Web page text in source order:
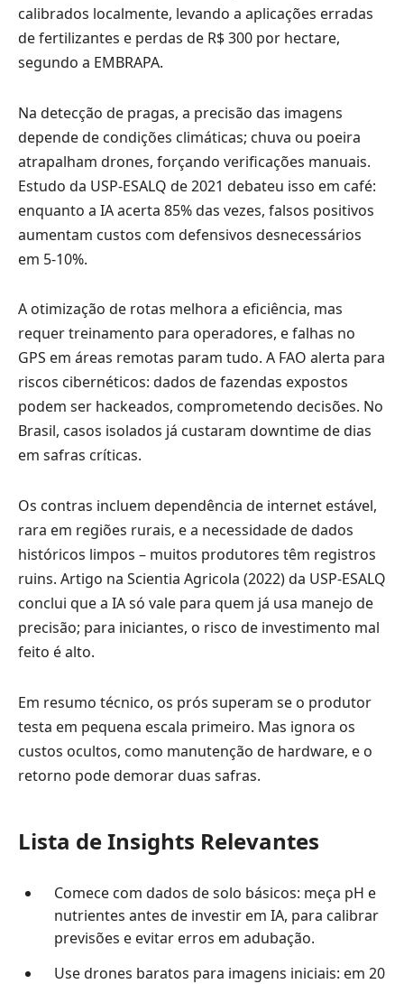
calibrados localmente, levando a aplicações erradas
de fertilizantes e perdas de R$ 300 por hectare,
segundo a EMBRAPA.
Na detecção de pragas, a precisão das imagens
depende de condições climáticas; chuva ou poeira
atrapalham drones, forçando verificações manuais.
Estudo da USP-ESALQ de 2021 debateu isso em café:
enquanto a IA acerta 85% das vezes, falsos positivos
aumentam custos com defensivos desnecessários
em 5-10%.
A otimização de rotas melhora a eficiência, mas
requer treinamento para operadores, e falhas no
GPS em áreas remotas param tudo. A FAO alerta para
riscos cibernéticos: dados de fazendas expostos
podem ser hackeados, comprometendo decisões. No
Brasil, casos isolados já custaram downtime de dias
em safras críticas.
Os contras incluem dependência de internet estável,
rara em regiões rurais, e a necessidade de dados
históricos limpos – muitos produtores têm registros
ruins. Artigo na Scientia Agricola (2022) da USP-ESALQ
conclui que a IA só vale para quem já usa manejo de
precisão; para iniciantes, o risco de investimento mal
feito é alto.
Em resumo técnico, os prós superam se o produtor
testa em pequena escala primeiro. Mas ignora os
custos ocultos, como manutenção de hardware, e o
retorno pode demorar duas safras.
Lista de Insights Relevantes
Comece com dados de solo básicos: meça pH e
nutrientes antes de investir em IA, para calibrar
previsões e evitar erros em adubação.
Use drones baratos para imagens iniciais: em 20